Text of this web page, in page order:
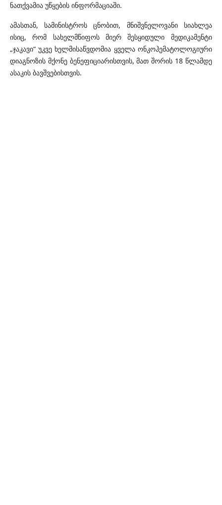
ნათქვამია უწყების ინფორმაციაში.
ამასთან, სამინისტროს ცნობით, მნიშვნელოვანი სიახლეა
ისიც, რომ სახელმწიფოს მიერ შესყიდული მედიკამენტი
„ჯაკავი“ უკვე ხელმისაწვდომია ყველა ონკოჰემატოლოგიური
დიაგნოზის მქონე ბენეფიციარისთვის, მათ შორის 18 წლამდე
ასაკის ბავშვებისთვის.